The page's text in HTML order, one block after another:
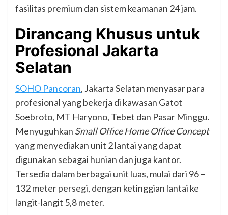
fasilitas premium dan sistem keamanan 24 jam.
Dirancang Khusus untuk
Profesional Jakarta
Selatan
SOHO Pancoran, Jakarta Selatan menyasar para
profesional yang bekerja di kawasan Gatot
Soebroto, MT Haryono, Tebet dan Pasar Minggu.
Menyuguhkan Small Office Home Office Concept
yang menyediakan unit 2 lantai yang dapat
digunakan sebagai hunian dan juga kantor.
Tersedia dalam berbagai unit luas, mulai dari 96 –
132 meter persegi, dengan ketinggian lantai ke
langit-langit 5,8 meter.